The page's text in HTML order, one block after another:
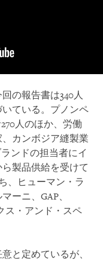
の報告書は340人
ている。プノンペ
人のほか、労働
カンボジア縫製業
ンドの担当者にイ
製品供給を受けて
、ヒューマン・ラ
ーニ、GAP、
ス・アンド・スペ
と定めているが、